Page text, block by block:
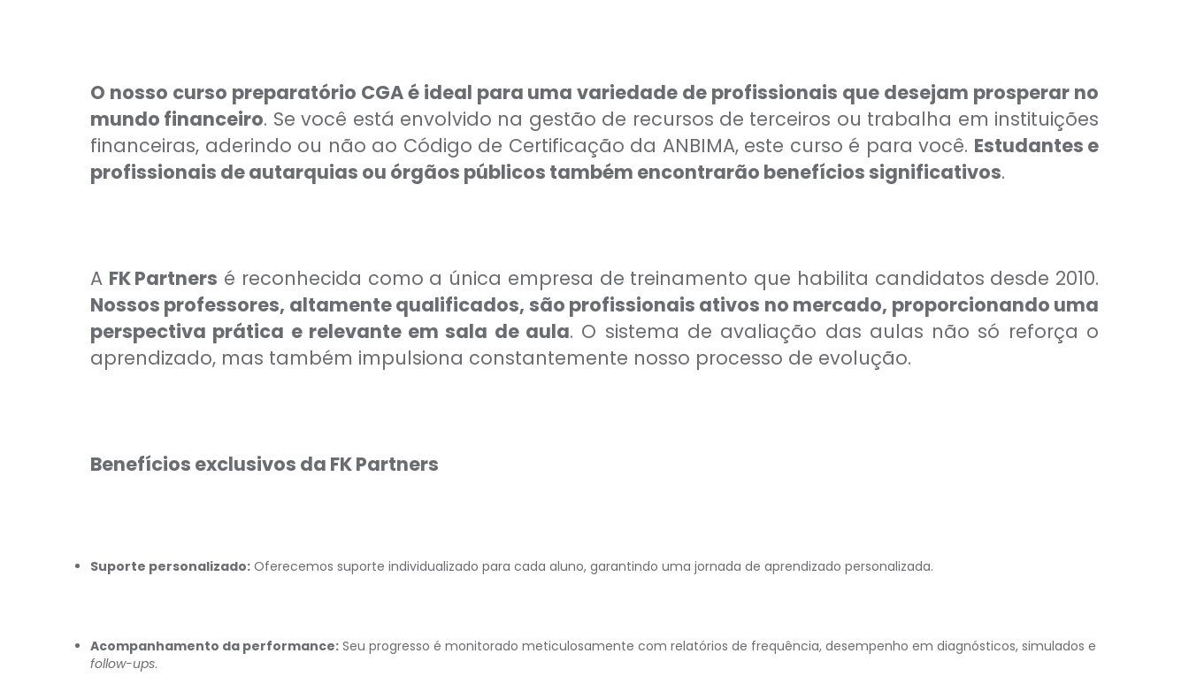
O nosso curso preparatório CGA é ideal para uma variedade de profissionais que desejam prosperar no
mundo financeiro. Se você está envolvido na gestão de recursos de terceiros ou trabalha em instituições
financeiras, aderindo ou não ao Código de Certificação da ANBIMA, este curso é para você. Estudantes e
profissionais de autarquias ou órgãos públicos também encontrarão benefícios significativos.
A FK Partners é reconhecida como a única empresa de treinamento que habilita candidatos desde 2010.
Nossos professores, altamente qualificados, são profissionais ativos no mercado, proporcionando uma
perspectiva prática e relevante em sala de aula. O sistema de avaliação das aulas não só reforça o
aprendizado, mas também impulsiona constantemente nosso processo de evolução.
Benefícios exclusivos da FK Partners
Suporte personalizado: Oferecemos suporte individualizado para cada aluno, garantindo uma jornada de aprendizado personalizada.
Acompanhamento da performance: Seu progresso é monitorado meticulosamente com relatórios de frequência, desempenho em diagnósticos, simulados e
follow-ups.